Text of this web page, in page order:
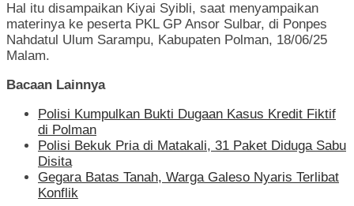
Hal itu disampaikan Kiyai Syibli, saat menyampaikan
materinya ke peserta PKL GP Ansor Sulbar, di Ponpes
Nahdatul Ulum Sarampu, Kabupaten Polman, 18/06/25
Malam.
Bacaan Lainnya
Polisi Kumpulkan Bukti Dugaan Kasus Kredit Fiktif
di Polman
Polisi Bekuk Pria di Matakali, 31 Paket Diduga Sabu
Disita
Gegara Batas Tanah, Warga Galeso Nyaris Terlibat
Konflik